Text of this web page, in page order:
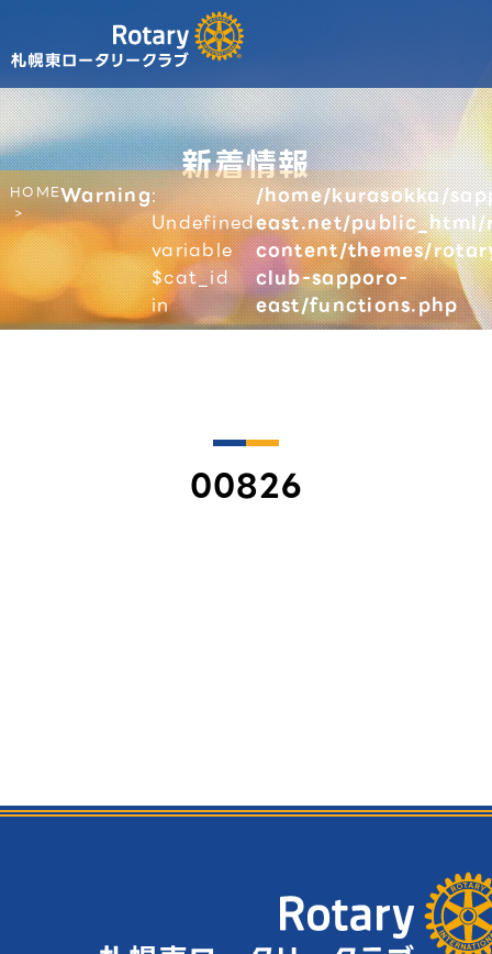
新着情報
HOMEWarning:
Undefined
variable
$cat_id
in
/home/kurasokka/
east.net/
content/themes/
club-sapporo-
east/functions.php
00826